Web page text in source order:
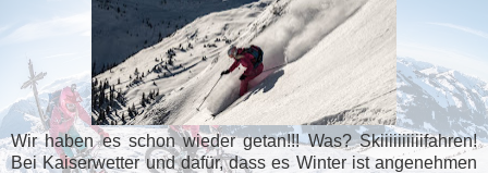
Wir haben es schon wieder getan!!! Was? Skiiiiiiiiiifahren!
Bei Kaiserwetter und dafür, dass es Winter ist angenehmen